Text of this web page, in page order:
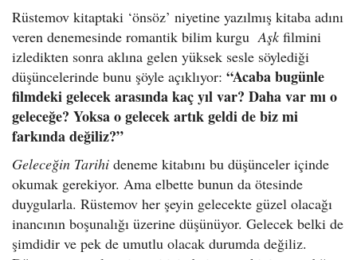
Rüstemov kitaptaki ‘önsöz’ niyetine yazılmış kitaba adını
veren denemesinde romantik bilim kurguAşk filmini
izledikten sonra aklına gelen yüksek sesle söylediği
düşüncelerinde bunu şöyle açıklıyor: “Acaba bugünle
filmdeki gelecek arasında kaç yıl var? Daha var mı o
geleceğe? Yoksa o gelecek artık geldi de biz mi
farkında değiliz?”
Geleceğin Tarihi deneme kitabını bu düşünceler içinde
okumak gerekiyor. Ama elbette bunun da ötesinde
duygularla. Rüstemov her şeyin gelecekte güzel olacağı
inancının boşunalığı üzerine düşünüyor. Gelecek belki de
şimdidir ve pek de umutlu olacak durumda değiliz.